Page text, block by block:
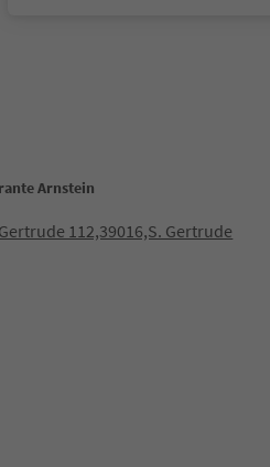
Arnstein
112,39016,S. Gertrude